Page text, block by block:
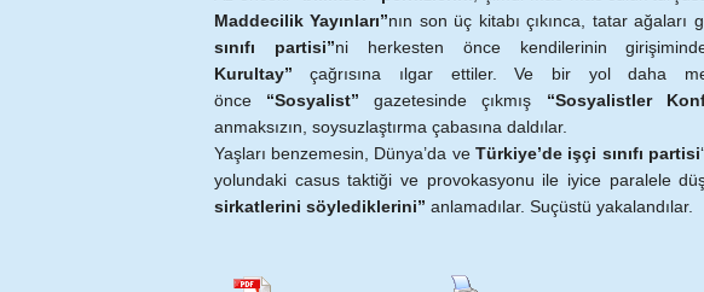
Maddecilik Yayınları”nın son üç kitabı çıkınca, tatar ağaları
sınıfı partisi”ni herkesten önce kendilerinin
Kurultay” çağrısına ılgar ettiler. Ve bir yol daha
önce “Sosyalist” gazetesinde çıkmış “Sosyalistler
anmaksızın, soysuzlaştırma çabasına daldılar.
Yaşları benzemesin, Dünya’da ve Türkiye’de işçi sınıfı partisi
yolundaki casus taktiği ve provokasyonu ile iyice paralele
sirkatlerini söylediklerini” anlamadılar. Suçüstü yakalandılar.